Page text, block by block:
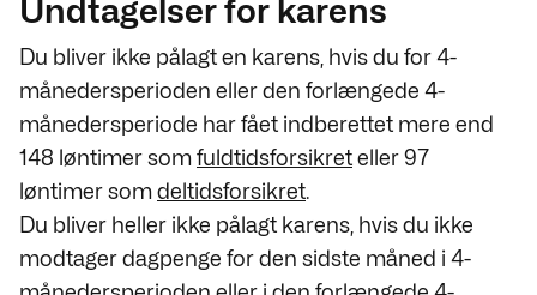
Undtagelser for karens
Du bliver ikke pålagt en karens, hvis du for 4-
månedersperioden eller den forlængede 4-
månedersperiode har fået indberettet mere end
148 løntimer somfuldtidsforsikreteller 97
løntimer somdeltidsforsikret.
Du bliver heller ikke pålagt karens, hvisdu ikke
modtager dagpenge for den sidste måned i 4-